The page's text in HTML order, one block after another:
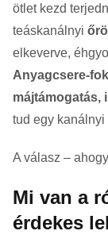
ötlet kezd
teáskanálnyi
elkeverve,
Anyagcsere-
májtámogatás,
tud egy
A válasz –
Mi van a
érdekes